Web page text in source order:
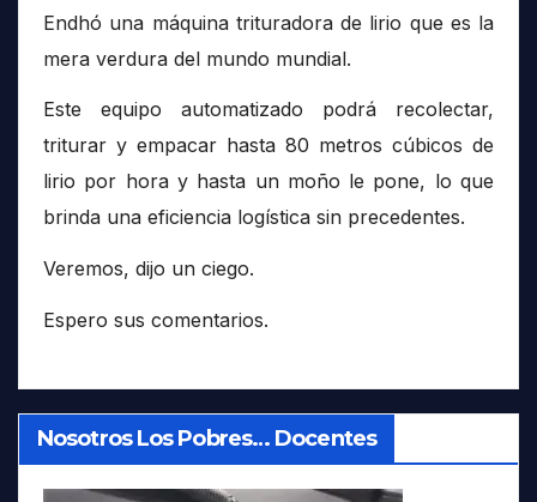
Endhó una máquina trituradora de lirio que es la
mera verdura del mundo mundial.
Este equipo automatizado podrá recolectar,
triturar y empacar hasta 80 metros cúbicos de
lirio por hora y hasta un moño le pone, lo que
brinda una eficiencia logística sin precedentes.
Veremos, dijo un ciego.
Espero sus comentarios.
Nosotros Los Pobres… Docentes